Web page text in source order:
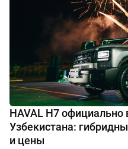
HAVAL H7
Узбекистана:
и цены